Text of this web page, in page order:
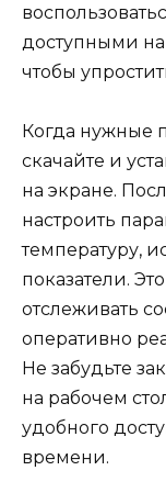
доступными
чтобы
Когда нужные
скачайте и
на экране.
настроить
температуру,
показатели.
отслеживать
оперативно
Не забудьте
на рабочем
удобного
времени.